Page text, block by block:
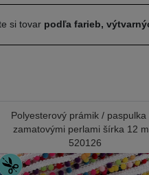
si tovar podľa farieb,
Polyesterový prámik / paspulka
zamatovými perlami šírka 12
520126